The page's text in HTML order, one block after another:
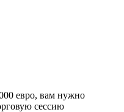
евро, вам нужно
сессию